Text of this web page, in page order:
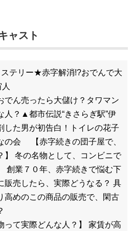
ャスト
テリー★赤字解消!?おでんで大
でん売ったら大儲け？タワマン
人？▲都市伝説“きさらぎ駅”伊
した男が初告白！トイレの花子
の会 【赤字続きの団子屋で、
】 冬の名物として、コンビニで
創業７０年、赤字続きで悩む下
販売したら、実際どうなる？ 具
高めのこの商品の販売で、閑古
って実際どんな人？】 家賃が高